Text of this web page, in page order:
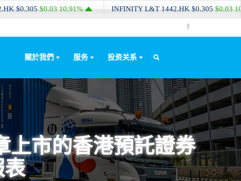
關於我們 服务 投资关系
上市的香港預託證券
表
$0.03 10.91% INFINITY L&T1442.HK$0.305$0.03 10.91%